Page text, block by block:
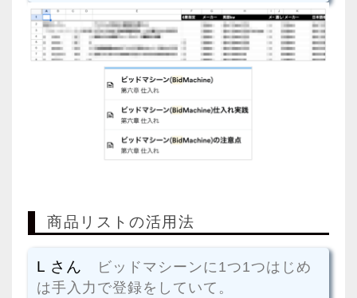
商品リストの活用法
L さん ビッドマシーンに1つ1つはじめ
は手入力で登録をしていて。